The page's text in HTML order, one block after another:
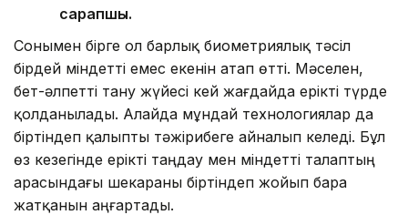
сарапшы.
Сонымен бірге ол барлық биометриялық тәсіл
бірдей міндетті емес екенін атап өтті. Мәселен,
бет-әлпетті тану жүйесі кей жағдайда ерікті түрде
қолданылады. Алайда мұндай технологиялар да
біртіндеп қалыпты тәжірибеге айналып келеді. Бұл
өз кезегінде ерікті таңдау мен міндетті талаптың
арасындағы шекараны біртіндеп жойып бара
жатқанын аңғартады.